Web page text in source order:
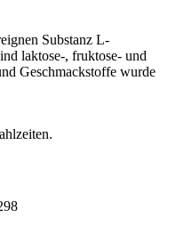
Substanz L-
laktose-, fruktose- und
Geschmackstoffe wurde